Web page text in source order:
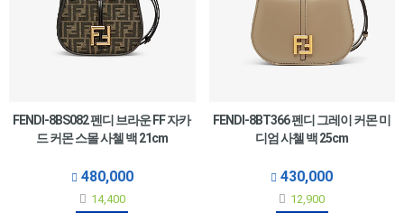
FENDI-8BS082 펜디 브라운 FF 자카
드 커몬 스몰 사첼 백 21cm
480,000
14,400
FENDI-8BT366 펜디 그레이 커몬 미
디엄 사첼 백 25cm
430,000
12,900